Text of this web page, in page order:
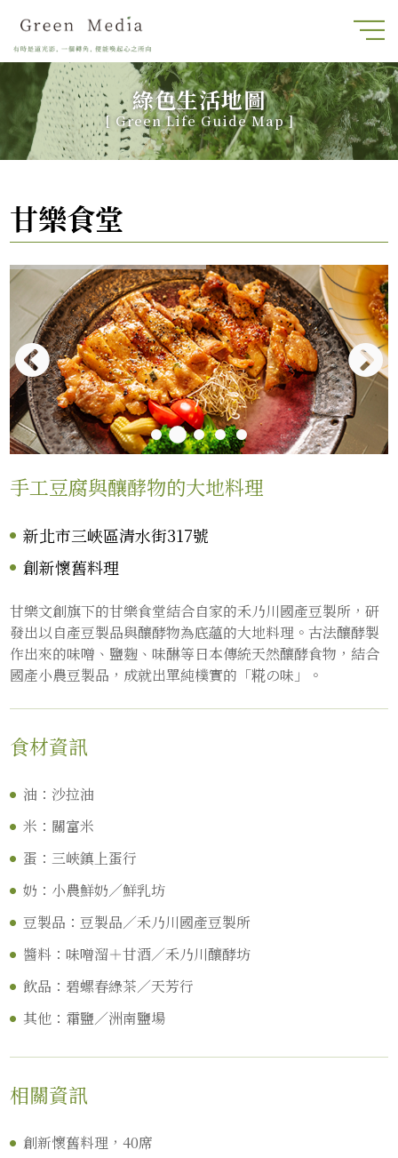
綠色生活地圖
[ Green Life Guide Map]
甘樂食堂
手工豆腐與釀酵物的大地料理
新北市三峽區清水街317號
創新懷舊料理
甘樂文創旗下的甘樂食堂結合自家的禾乃川國產豆製所，研
發出以自產豆製品與釀酵物為底蘊的大地料理。古法釀酵製
作出來的味噌、鹽麴、味醂等日本傳統天然釀酵食物，結合
國產小農豆製品，成就出單純樸實的「糀の味」。
食材資訊
油：沙拉油
米：關富米
蛋：三峽鎮上蛋行
奶：小農鮮奶／鮮乳坊
豆製品：豆製品／禾乃川國產豆製所
醬料：味噌溜＋甘酒／禾乃川釀酵坊
飲品：碧螺春綠茶／天芳行
其他：霜鹽／洲南鹽場
相關資訊
創新懷舊料理，40席